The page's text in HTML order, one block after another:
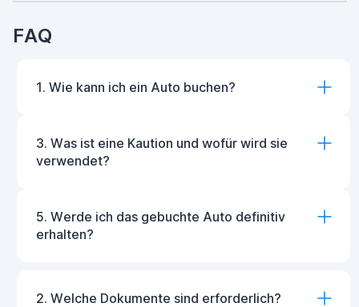
FAQ
1. Wie kann ich ein Auto buchen?
3. Was ist eine Kaution und wofür wird sie
verwendet?
5. Werde ich das gebuchte Auto definitiv
erhalten?
2. Welche Dokumente sind erforderlich?